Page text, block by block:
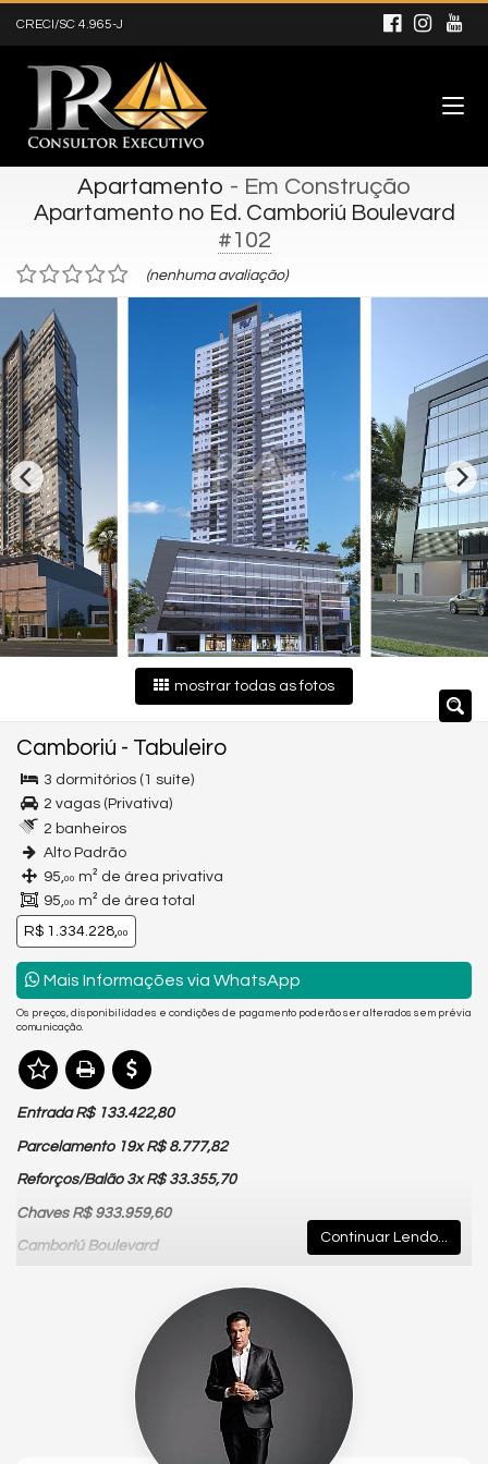
CRECI/SC 4.965-J
Apartamento - Em Construção
Apartamento no Ed. Camboriú Boulevard
#102
(nenhuma avaliação)
mostrar todas as fotos
Camboriú - Tabuleiro
3 dormitórios (1 suíte)
2 vagas (Privativa)
2 banheiros
Alto Padrão
95,00 m² de área privativa
95,00 m² de área total
R$ 1.334.228,00
Mais Informações via WhatsApp
Os preços, disponibilidades e condições de pagamento poderão ser alterados sem prévia
comunicação.
Entrada R$ 133.422,80
Parcelamento 19x R$ 8.777,82
Reforços/Balão 3x R$ 33.355,70
Chaves R$ 933.959,60
Camboriú Boulevard
com uma torre de 40 pavimentos, proporcionando uma linda
vista, especialmente do rooftop que conta com piscina,
academia e dois espaços gourmet.
Aprecie o pôr do sol ou a vista de Balneário Camboriú dentro da
piscina no rooftop.
Realize suas festas e comemorações em um ambiente
privativo com seus familiares em um dos 3 salões de festas.
Continuar Lendo...